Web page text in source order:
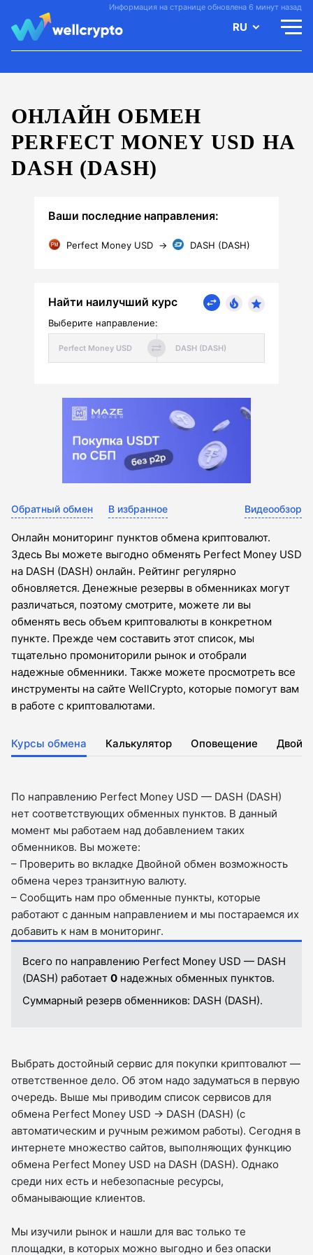
Информация на странице обновлена 6 минут назад
RU
ОНЛАЙН ОБМЕН
PERFECT MONEY USD НА
DASH (DASH)
Ваши последние направления:
Perfect Money USD → DASH (DASH)
Найти наилучший курс
Выберите направление:
Обратный обмен В избранное Видеообзор
Онлайн мониторинг пунктов обмена криптовалют.
Здесь Вы можете выгодно обменять Perfect Money USD
на DASH (DASH) онлайн. Рейтинг регулярно
обновляется. Денежные резервы в обменниках могут
различаться, поэтому смотрите, можете ли вы
обменять весь объем криптовалюты в конкретном
пункте. Прежде чем составить этот список, мы
тщательно промониторили рынок и отобрали
надежные обменники. Также можете просмотреть все
инструменты на сайте WellCrypto, которые помогут вам
в работе с криптовалютами.
Курсы обмена Калькулятор Оповещение
По направлению Perfect Money USD — DASH (DASH)
нет соответствующих обменных пунктов. В данный
момент мы работаем над добавлением таких
обменников. Вы можете:
– Проверить во вкладкe Двойной обмен возможность
обмена через транзитную валюту.
– Сообщить нам про обменные пункты, которые
работают с данным направлением и мы постараемся их
добавить к нам в мониторинг.
Всего по направлению Perfect Money USD — DASH
(DASH) работает 0 надежных обменных пунктов.
Суммарный резерв обменников: DASH (DASH).
Выбрать достойный сервис для покупки криптовалют —
ответственное дело. Об этом надо задуматься в первую
очередь. Выше мы приводим список сервисов для
обмена Perfect Money USD → DASH (DASH) (с
автоматическим и ручным режимом работы). Сегодня в
интернете множество сайтов, выполняющих функцию
обмена Perfect Money USD на DASH (DASH). Однако
среди них есть и небезопасные ресурсы,
обманывающие клиентов.
Мы изучили рынок и нашли для вас только те
площадки, в которых можно выгодно и без опаски